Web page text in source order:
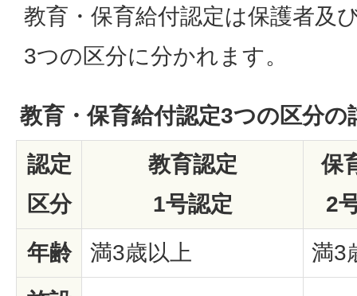
教育・保育給付認定は保護者及
3つの区分に分かれます。
教育・保育給付認定3つの区分の
認定
区分
教育認定
1号認定
保
2
年齢
満3歳以上
満3